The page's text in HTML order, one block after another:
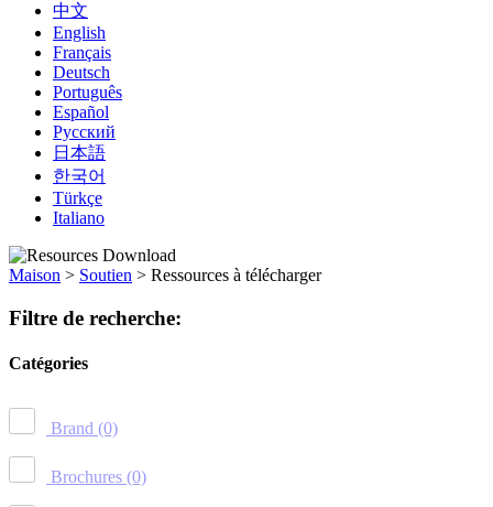
中文
English
Français
Deutsch
Português
Español
Русский
日本語
한국어
Türkçe
Italiano
Maison > Soutien > Ressources à télécharger
Filtre de recherche:
Catégories
Brand (0)
Brochures (0)